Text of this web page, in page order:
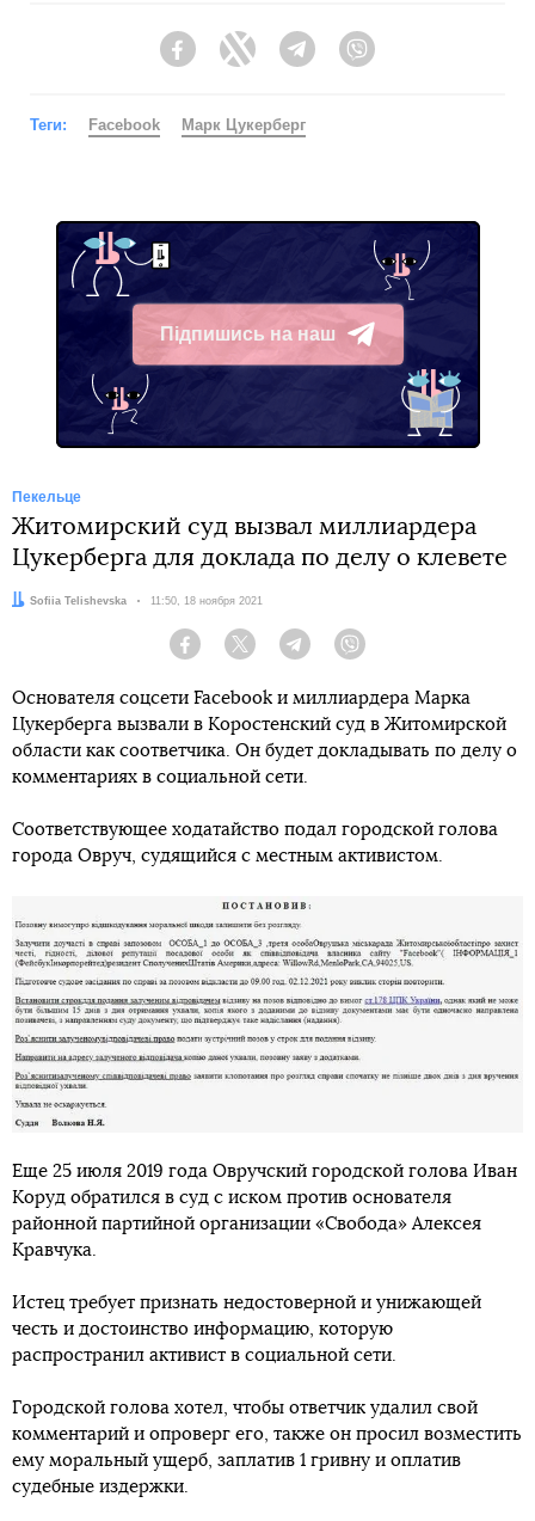
FacebookTwitter Telegram
Теги: Facebook Марк Цукерберг
Підпишись на наш
Telegram
Пекельце
Житомирский суд вызвал миллиардера
Цукерберга для доклада по делу о клевете
Автор:
Sofiia Telishevska Дата:
11:50, 18 ноября 2021
Facebook Twitter Telegram
Основателя соцсети Facebook и миллиардера Марка
Цукерберга вызвали в Коростенский суд в Житомирской
области как соответчика. Он будет докладывать по делу о
комментариях в социальной сети.
Соответствующее ходатайство подал городской голова
города Овруч, судящийся с местным активистом.
Еще 25 июля 2019 года Овручский городской голова Иван
Коруд обратился в суд с иском против основателя
районной партийной организации «Свобода» Алексея
Кравчука.
Истец требует признать недостоверной и унижающей
честь и достоинство информацию, которую
распространил активист в социальной сети.
Городской голова хотел, чтобы ответчик удалил свой
комментарий и опроверг его, также он просил возместить
ему моральный ущерб, заплатив 1 гривну и оплатив
судебные издержки.